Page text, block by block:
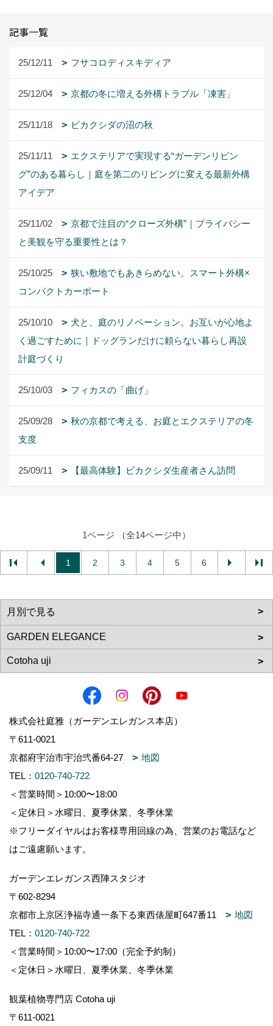
記事一覧
25/12/11 フサコロディスキディア
25/12/04 京都の冬に増える外構トラブル「凍害」
25/11/18 ビカクシダの沼の秋
25/11/11
エクステリアで実現する“ガーデンリビン
グ”のある暮らし｜庭を第二のリビングに変える最新外構
アイデア
25/11/02
京都で注目の“クローズ外構”｜プライバシー
と美観を守る重要性とは？
25/10/25
狭い敷地でもあきらめない。スマート外構×
コンパクトカーポート
25/10/10
犬と、庭のリノベーション。お互いが心地よ
く過ごすために｜ドッグランだけに頼らない暮らし再設
計庭づくり
25/10/03 フィカスの「曲げ」
25/09/28
秋の京都で考える、お庭とエクステリアの冬
支度
25/09/11 【最高体験】ビカクシダ生産者さん訪問
1ページ （全14ページ中）
1 2 3 4 5 6
株式会社庭雅（ガーデンエレガンス本店）
〒611-0021
京都府宇治市宇治弐番64-27
地図
TEL： 0120-740-722
＜営業時間＞10:00〜18:00
＜定休日＞水曜日、夏季休業、冬季休業
※フリーダイヤルはお客様専用回線の為、営業のお電話など
はご遠慮願います。
ガーデンエレガンス西陣スタジオ
〒602-8294
京都市上京区浄福寺通一条下る東西俵屋町647番11
地図
TEL： 0120-740-722
＜営業時間＞10:00〜17:00（完全予約制）
＜定休日＞水曜日、夏季休業、冬季休業
観葉植物専門店 Cotoha uji
〒611-0021